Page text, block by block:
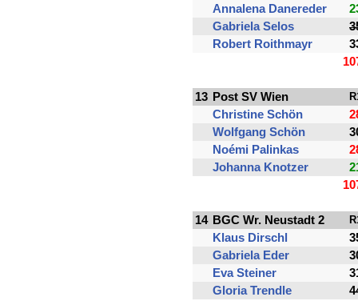
Annalena Danereder
Gabriela Selos
Robert Roithmayr
13 Post SV Wien
Christine Schön
Wolfgang Schön
Noémi Palinkas
Johanna Knotzer
14 BGC Wr. Neustadt 2
Klaus Dirschl
Gabriela Eder
Eva Steiner
Gloria Trendle